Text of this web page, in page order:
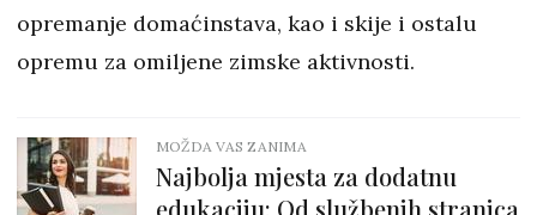
opremanje domaćinstava, kao i skije i ostalu
opremu za omiljene zimske aktivnosti.
MOŽDA VAS ZANIMA
Najbolja mjesta za dodatnu
edukaciju: Od službenih stranica